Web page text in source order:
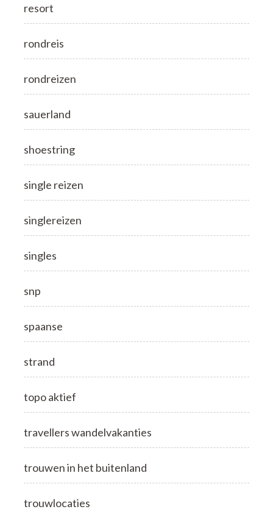
resort
rondreis
rondreizen
sauerland
shoestring
single reizen
singlereizen
singles
snp
spaanse
strand
topo aktief
travellers wandelvakanties
trouwen in het buitenland
trouwlocaties